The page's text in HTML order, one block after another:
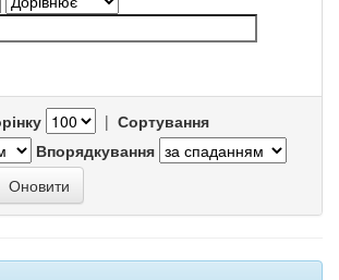
| Сортування
Впорядкування